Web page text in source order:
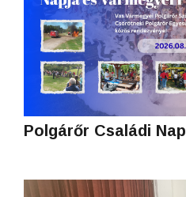
Polgárőr Családi Nap